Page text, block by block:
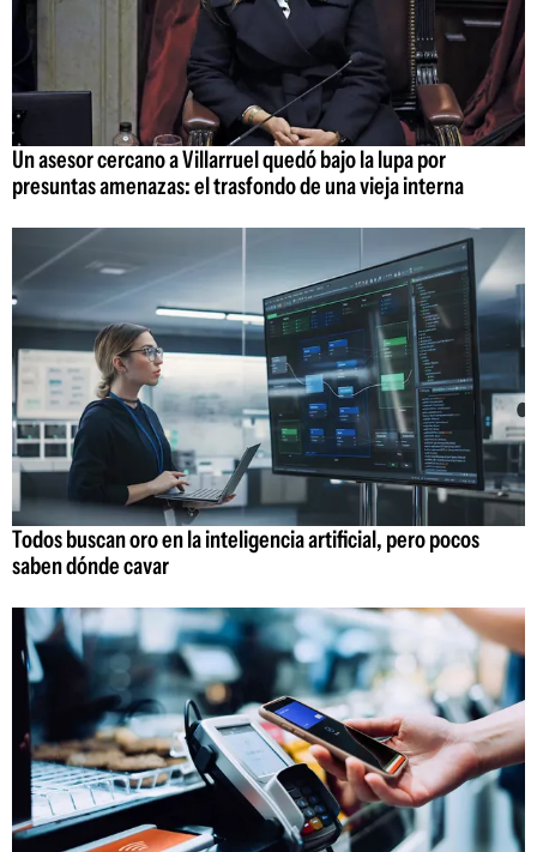
Un asesor cercano a Villarruel quedó bajo la lupa por
presuntas amenazas: el trasfondo de una vieja interna
Todos buscan oro en la inteligencia artificial, pero pocos
saben dónde cavar